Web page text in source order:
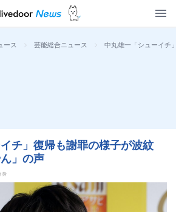
ース > 芸能総合ニュース > 中丸雄一「シューイチ
チ」復帰も謝罪の様子が波紋
」の声
身